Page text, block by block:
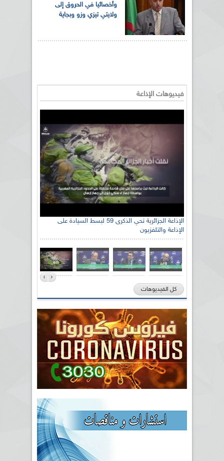
وأخصائيا في الحروق إلى
ولايتي تيزي وزو وبجاية
فيديوهات الإذاعة
الإذاعة الجزائرية تحي الذكرى 59 لبسط السيادة على
الإذاعة والتلفزيون
كل الفيديوهات